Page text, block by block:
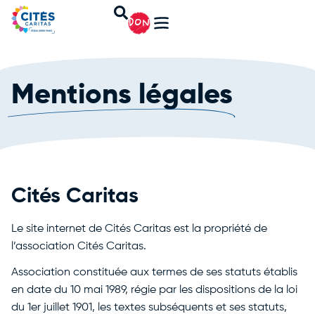
DON
Mentions légales
Cités Caritas
Le site internet de Cités Caritas est la propriété de
l’association Cités Caritas.
Association constituée aux termes de ses statuts établis
en date du 10 mai 1989, régie par les dispositions de la loi
du 1er juillet 1901, les textes subséquents et ses statuts,